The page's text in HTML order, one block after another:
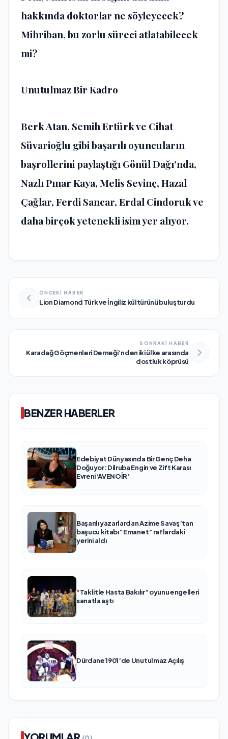
hakkında doktorlar ne söyleyecek?
Mihriban, bu zorlu süreci atlatabilecek
mi?
Unutulmaz Bir Kadro
Berk Atan, Semih Ertürk ve Cihat
Süvarioğlu gibi başarılı oyuncuların
başrollerini paylaştığı Gönül Dağı’nda,
Nazlı Pınar Kaya, Melis Sevinç, Hazal
Çağlar, Ferdi Sancar, Erdal Cindoruk ve
daha birçok yetenekli isim yer alıyor.
ÖNCEKİ HABER
Lion Diamond Türk ve İngiliz kültürünü buluşturdu
SONRAKİ HABER
Karadağ Göçmenleri Derneği’nden iki ülke arasında
dostluk köprüsü
BENZER HABERLER
Edebiyat Dünyasında Bir Genç Deha
Doğuyor: Dilruba Engin ve Zift Karası
Evreni ‘AVENOİR’
Başarılı yazarlardan Azime Savaş’tan
başucu kitabı “Emanet” raflardaki
yerini aldı
“Taklitle Hasta Bakılır” oyunu engelleri
sanatla aştı
Dürdane 1901’de Unutulmaz Açılış